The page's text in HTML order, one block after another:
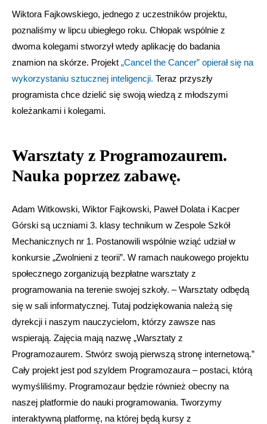
Wiktora Fajkowskiego, jednego z uczestników projektu,
poznaliśmy w lipcu ubiegłego roku. Chłopak wspólnie z
dwoma kolegami stworzył wtedy aplikację do badania
znamion na skórze. Projekt „Cancel the Cancer” opierał się na
wykorzystaniu sztucznej inteligencji. Teraz przyszły
programista chce dzielić się swoją wiedzą z młodszymi
koleżankami i kolegami.
Warsztaty z Programozaurem.
Nauka poprzez zabawę.
Adam Witkowski, Wiktor Fajkowski, Paweł Dolata i Kacper
Górski są uczniami 3. klasy technikum w Zespole Szkół
Mechanicznych nr 1. Postanowili wspólnie wziąć udział w
konkursie „Zwolnieni z teorii”. W ramach naukowego projektu
społecznego zorganizują bezpłatne warsztaty z
programowania na terenie swojej szkoły. – Warsztaty odbędą
się w sali informatycznej. Tutaj podziękowania należą się
dyrekcji i naszym nauczycielom, którzy zawsze nas
wspierają. Zajęcia mają nazwę „Warsztaty z
Programozaurem. Stwórz swoją pierwszą stronę internetową.”
Cały projekt jest pod szyldem Programozaura – postaci, którą
wymyśliliśmy. Programozaur będzie również obecny na
naszej platformie do nauki programowania. Tworzymy
interaktywną platformę, na której będą kursy z